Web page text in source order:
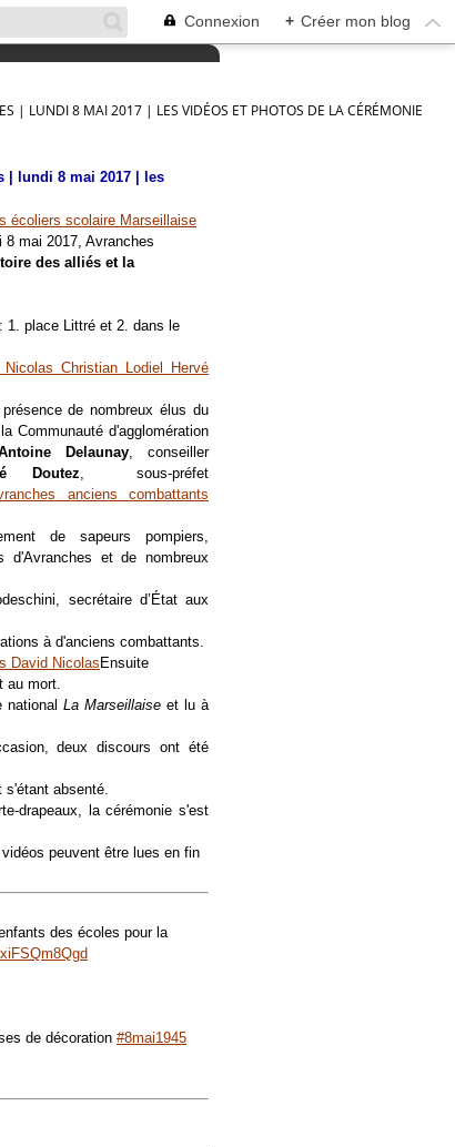
Connexion + Créer mon blog
| LUNDI 8 MAI 2017 | LES VIDÉOS ET PHOTOS DE LA CÉRÉMONIE
| lundi 8 mai 2017 | les
mai 2017, Avranches
des alliés et la
1. place Littré et 2. dans le
de nombreux élus du
Communauté d'agglomération
Delaunay, conseiller
Doutez, sous-préfet
de sapeurs pompiers,
d'Avranches et de nombreux
secrétaire d’État aux
à d'anciens combattants.
Ensuite
au mort.
nationalLa Marseillaise et lu à
deux discours ont été
s'étant absenté.
drapeaux, la cérémonie s'est
peuvent être lues en fin
des écoles pour la
de décoration #8mai1945